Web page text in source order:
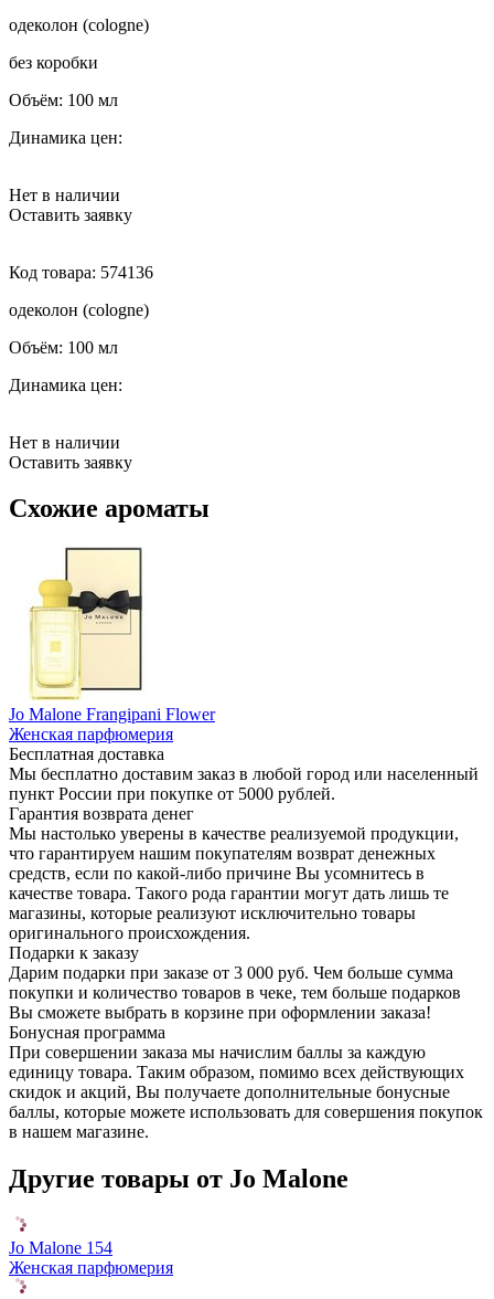
одеколон (cologne)
без коробки
Объём: 100 мл
Динамика цен:
Нет в наличии
Оставить заявку
Код товара: 574136
одеколон (cologne)
Объём: 100 мл
Динамика цен:
Нет в наличии
Оставить заявку
Схожие ароматы
Jo Malone Frangipani Flower
Женская парфюмерия
Бесплатная доставка
Мы бесплатно доставим заказ в любой город или населенный
пункт России при покупке от 5000 рублей.
Гарантия возврата денег
Мы настолько уверены в качестве реализуемой продукции,
что гарантируем нашим покупателям возврат денежных
средств, если по какой-либо причине Вы усомнитесь в
качестве товара. Такого рода гарантии могут дать лишь те
магазины, которые реализуют исключительно товары
оригинального происхождения.
Подарки к заказу
Дарим подарки при заказе от 3 000 руб. Чем больше сумма
покупки и количество товаров в чеке, тем больше подарков
Вы сможете выбрать в корзине при оформлении заказа!
Бонусная программа
При совершении заказа мы начислим баллы за каждую
единицу товара. Таким образом, помимо всех действующих
скидок и акций, Вы получаете дополнительные бонусные
баллы, которые можете использовать для совершения покупок
в нашем магазине.
Другие товары от Jo Malone
Jo Malone 154
Женская парфюмерия